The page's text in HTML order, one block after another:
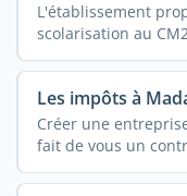
L'établissement
scolarisation au
Les impôts à
Créer une
fait de vous un